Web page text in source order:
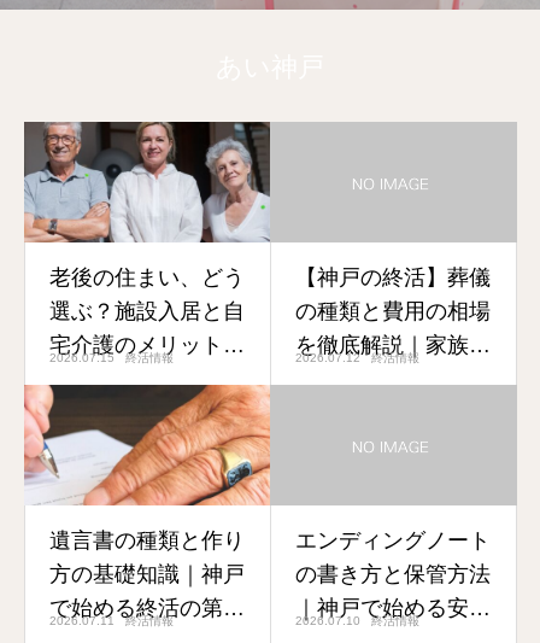
老後の住まい、どう
選ぶ？施設入居と自
宅介護のメリット・
デメリットを徹底比
較
2026.07.15 終活情報
【神戸の終活】葬儀
の種類と費用の相場
を徹底解説｜家族
葬・一般葬・直葬の
2026.07.12 終活情報
遺言書の種類と作り
方の基礎知識｜神戸
で始める終活の第一
2026.07.11 終活情報
エンディングノート
の書き方と保管方法
｜神戸で始める安心
2026.07.10 終活情報